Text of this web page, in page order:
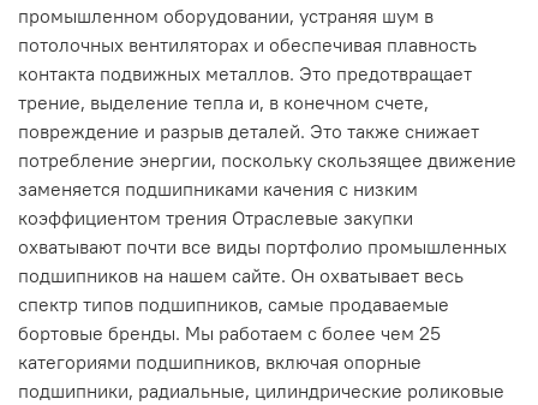
промышленном оборудовании, устраняя шум в
потолочных вентиляторах и обеспечивая плавность
контакта подвижных металлов. Это предотвращает
трение, выделение тепла и, в конечном счете,
повреждение и разрыв деталей. Это также снижает
потребление энергии, поскольку скользящее движение
заменяется подшипниками качения с низким
коэффициентом трения Отраслевые закупки
охватывают почти все виды портфолио промышленных
подшипников на нашем сайте. Он охватывает весь
спектр типов подшипников, самые продаваемые
бортовые бренды. Мы работаем с более чем 25
категориями подшипников, включая опорные
подшипники, радиальные, цилиндрические роликовые